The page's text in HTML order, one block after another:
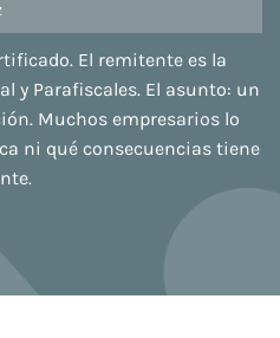
El remitente es la
y Parafiscales. El asunto: un
Muchos empresarios lo
ni qué consecuencias tiene